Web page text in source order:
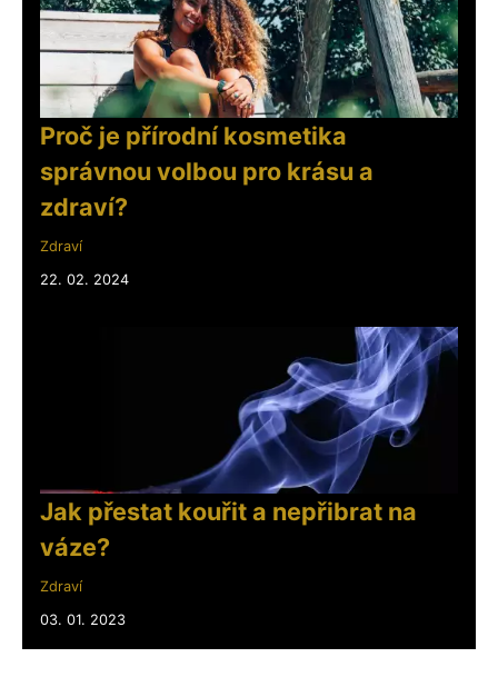
Proč je přírodní kosmetika
správnou volbou pro krásu a
zdraví?
Zdraví
22. 02. 2024
Jak přestat kouřit a nepřibrat na
váze?
Zdraví
03. 01. 2023